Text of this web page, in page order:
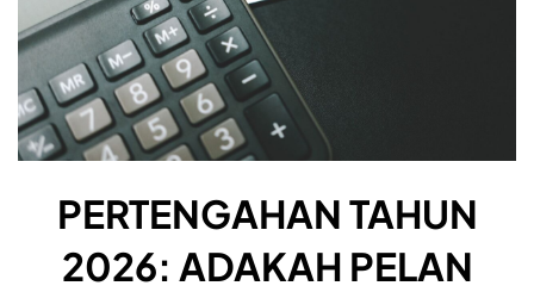
PERTENGAHAN TAHUN
2026: ADAKAH PELAN